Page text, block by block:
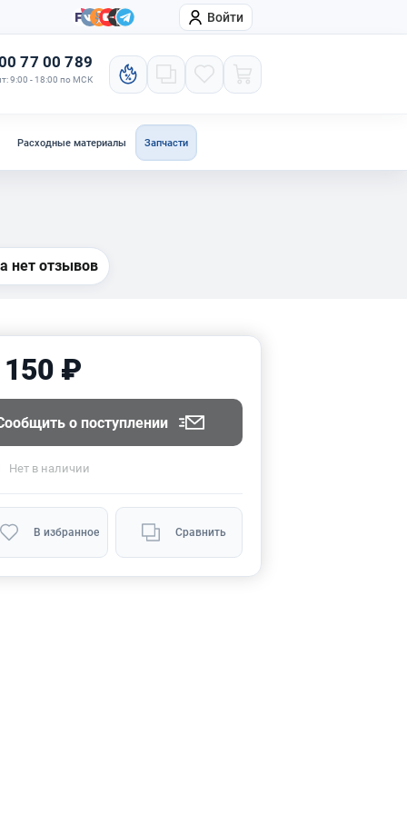
Компания Войти
77 00 789
9:00 - 18:00 по МСК
Расходные материалы Запчасти
нет отзывов
₽
о поступлении
Нет в наличии
В избранное Сравнить